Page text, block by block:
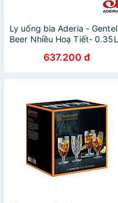
Ly uống bia Aderia - Gentel
Beer Nhiều Hoạ Tiết- 0.35L
637.200 đ